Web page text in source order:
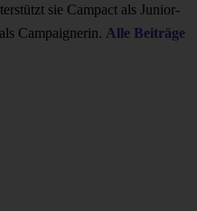
sie Campact als Junior-
Campaignerin. Alle Beiträge